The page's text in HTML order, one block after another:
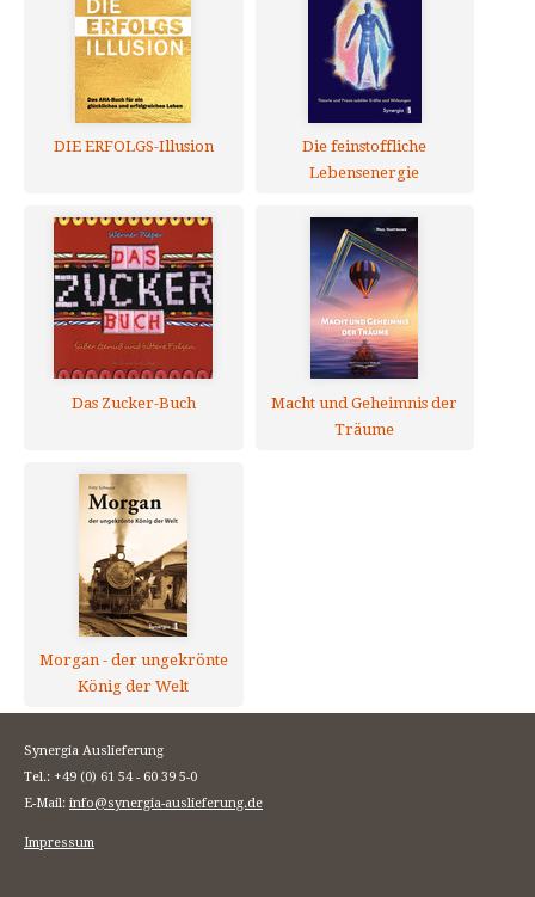
DIE ERFOLGS-Illusion
Die feinstoffliche
Lebensenergie
Das Zucker-Buch
Macht und Geheimnis der
Träume
Morgan - der ungekrönte
König der Welt
Synergia Auslieferung
Tel.: +49 (0) 61 54 - 60 39 5-0
E-Mail: info@synergia-auslieferung.de
Impressum